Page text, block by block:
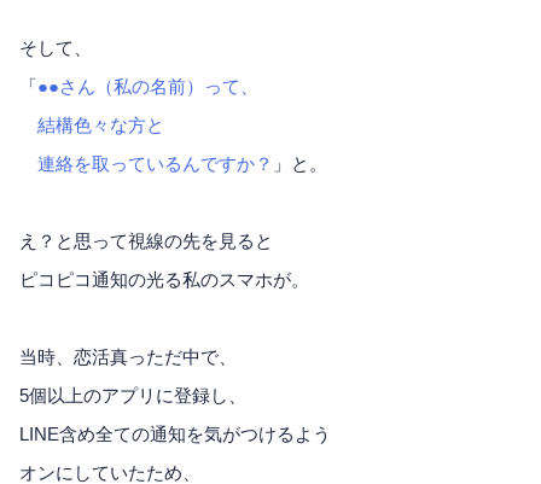
そして、
「●●さん（私の名前）って、
結構色々な方と
連絡を取っているんですか？ 」と。
え？と思って視線の先を見ると
ピコピコ通知の光る私のスマホが。
当時、恋活真っただ中で、
5個以上のアプリに登録し、
LINE含め全ての通知を気がつけるよう
オンにしていたため、